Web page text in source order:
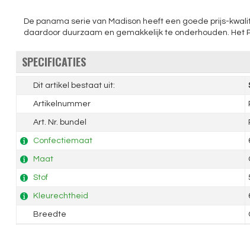
De panama serie van Madison heeft een goede prijs-
daardoor duurzaam en gemakkelijk te onderhouden. Het
SPECIFICATIES
Dit artikel bestaat uit:
Artikelnummer
Art. Nr. bundel
Confectiemaat
Maat
Stof
Kleurechtheid
Breedte